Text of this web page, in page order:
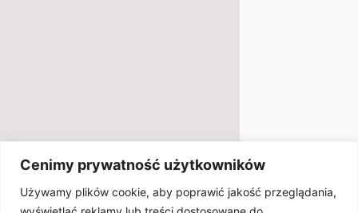
Cenimy prywatność użytkowników
Używamy plików cookie, aby poprawić jakość przeglądania,